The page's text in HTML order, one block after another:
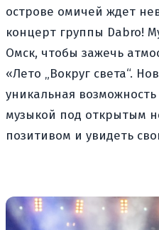
острове омичей ждет
концерт группы Dabro!
Омск, чтобы зажечь
«Лето „Вокруг света“.
уникальная
музыкой под открытым
позитивом и увидеть